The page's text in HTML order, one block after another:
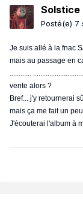
Solstice
Posté(e) 7
Je suis allé à la fnac
mais au passage en
............
vente alors ?
Bref... j'y retournerai
mais ça me fait un
J'écouterai l'album à